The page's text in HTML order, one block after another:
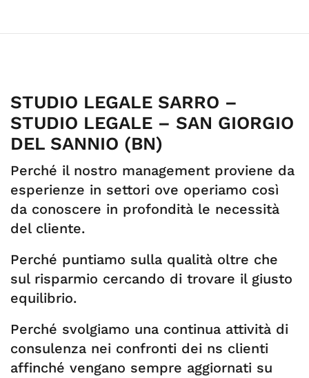
STUDIO LEGALE SARRO –
STUDIO LEGALE – SAN GIORGIO
DEL SANNIO (BN)
Perché il nostro management proviene da
esperienze in settori ove operiamo così
da conoscere in profondità le necessità
del cliente.
Perché puntiamo sulla qualità oltre che
sul risparmio cercando di trovare il giusto
equilibrio.
Perché svolgiamo una continua attività di
consulenza nei confronti dei ns clienti
affinché vengano sempre aggiornati su